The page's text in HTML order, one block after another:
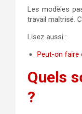
Les modèles
travail maîtrisé.
Lisez aussi :
Peut-on faire
Quels
?